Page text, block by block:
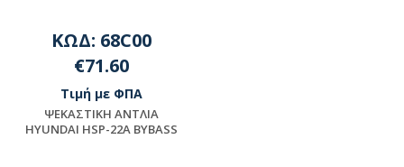
ΚΩΔ: 68C00
€71.60
Τιμή με ΦΠΑ
ΨEKAΣTIKH ANTΛIA
HYUNDAI HSP-22A BYBASS